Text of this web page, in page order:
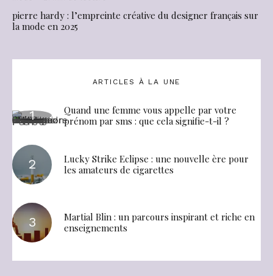
pierre hardy : l’empreinte créative du designer français sur
la mode en 2025
ARTICLES À LA UNE
Quand une femme vous appelle par votre
prénom par sms : que cela signifie-t-il ?
Lucky Strike Eclipse : une nouvelle ère pour
les amateurs de cigarettes
Martial Blin : un parcours inspirant et riche en
enseignements